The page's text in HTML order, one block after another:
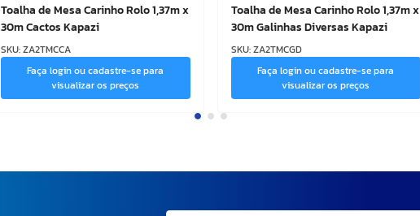
Toalha de Mesa Carinho Rolo 1,37m x
30m Cactos Kapazi
SKU:ZA2TMCCA
Faça login ou cadastre-se para
visualizar os preços
Toalha de Mesa Carinho Rolo 1,37m x
30m Galinhas Diversas Kapazi
SKU:ZA2TMCGD
Faça login ou cadastre-se para
visualizar os preços